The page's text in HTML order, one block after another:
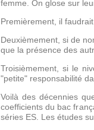
femme. On glose sur
Premièrement, il
Deuxièmement, si de
que la présence des
Troisièmement, si le
"petite" responsabilité
Voilà des décennies
coefficients du bac
séries ES. Les études